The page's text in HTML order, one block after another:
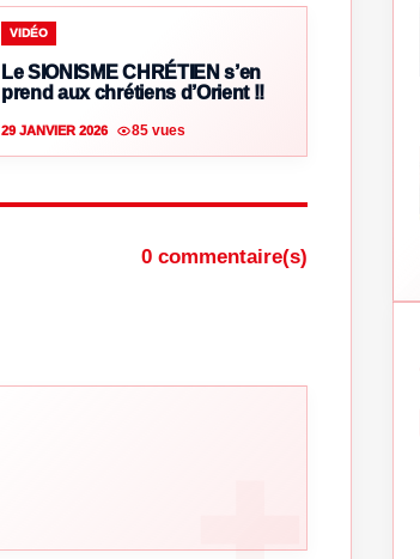
VIDÉO
Le SIONISME CHRÉTIEN s’en
prend aux chrétiens d’Orient !!
29 JANVIER 2026 85 vues
0 commentaire(s)